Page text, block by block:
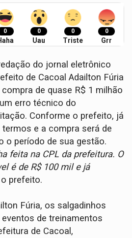
0 0
Uau
0
Triste
0
Grr
do jornal eletrônico
de Cacoal Adailton Fúria
de quase R$ 1 milhão
erro técnico do
Conforme o prefeito, já
e a compra será de
o período de sua gestão.
feita na CPL da prefeitura. O
é de R$ 100 mil e já
prefeito.
Fúria, os salgadinhos
de treinamentos
de Cacoal,